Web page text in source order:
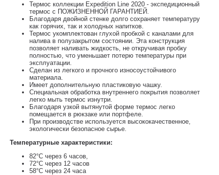
Термос коллекции Expedition Line 2020 - экспедиционный
термос с ПОЖИЗНЕННОЙ ГАРАНТИЕЙ.
Благодаря двойной стенке долго сохраняет температуру
как горячих, так и холодных напитков.
Термос укомплектован глухой пробкой с каналами для
налива в полузакрытом состоянии. Эта конструкция
позволяет наливать жидкость, не откручивая пробку
полностью, что уменьшает потерю температуры при
эксплуатации.
Сделан из легкого и прочного износоустойчивого
материала.
Имеет дополнительную пластиковую чашку.
Специальная обработка внутреннего покрытия позволяет
легко мыть термос изнутри.
Благодаря узкой вытянутой форме термос легко
помещается в рюкзаке или портфеле.
При производстве используется высококачественное,
экологически безопасное сырье.
Температурные характеристики:
82°С через 6 часов,
72°С через 12 часов
58°С через 24 часа